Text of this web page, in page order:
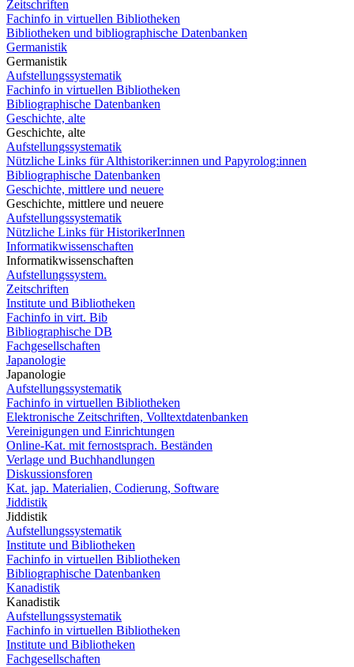
Zeitschriften
Fachinfo in virtuellen Bibliotheken
Bibliotheken und bibliographische Datenbanken
Germanistik
Germanistik
Aufstellungssystematik
Fachinfo in virtuellen Bibliotheken
Bibliographische Datenbanken
Geschichte, alte
Geschichte, alte
Aufstellungssystematik
Nützliche Links für Althistoriker:innen und Papyrolog:innen
Bibliographische Datenbanken
Geschichte, mittlere und neuere
Geschichte, mittlere und neuere
Aufstellungssystematik
Nützliche Links für HistorikerInnen
Informatikwissenschaften
Informatikwissenschaften
Aufstellungssystem.
Zeitschriften
Institute und Bibliotheken
Fachinfo in virt. Bib
Bibliographische DB
Fachgesellschaften
Japanologie
Japanologie
Aufstellungssystematik
Fachinfo in virtuellen Bibliotheken
Elektronische Zeitschriften, Volltextdatenbanken
Vereinigungen und Einrichtungen
Online-Kat. mit fernostsprach. Beständen
Verlage und Buchhandlungen
Diskussionsforen
Kat. jap. Materialien, Codierung, Software
Jiddistik
Jiddistik
Aufstellungssystematik
Institute und Bibliotheken
Fachinfo in virtuellen Bibliotheken
Bibliographische Datenbanken
Kanadistik
Kanadistik
Aufstellungssystematik
Fachinfo in virtuellen Bibliotheken
Institute und Bibliotheken
Fachgesellschaften